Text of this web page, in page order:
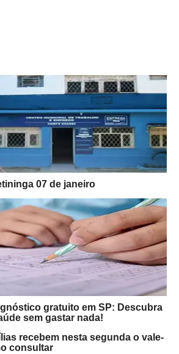
07 de janeiro
gratuito em SP: Descubra
sem gastar nada!
recebem nesta segunda o vale-
consultar